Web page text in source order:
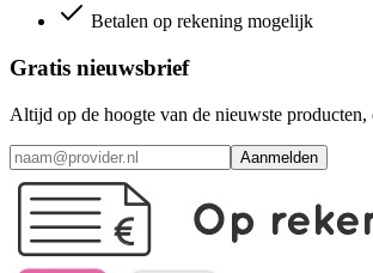
Betalen op rekening mogelijk
Gratis nieuwsbrief
Altijd op de hoogte van de nieuwste
Aanmelden